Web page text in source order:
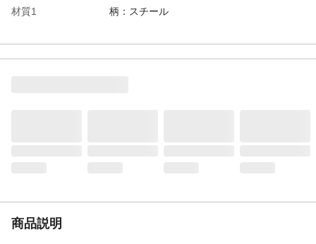
材質1
柄：スチール
材質3
ブラシ：豚毛
商品説明